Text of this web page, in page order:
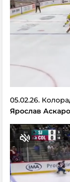
05.02.26.
Ярослав